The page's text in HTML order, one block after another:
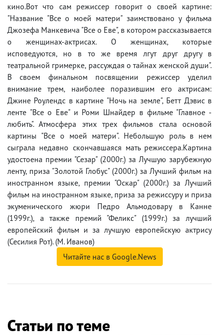
кино.Вот что сам режиссер говорит о своей картине:
"Название "Все о моей матери" заимствовано у фильма
Джозефа Манкевича "Все о Еве", в котором рассказывается
о женщинах-актрисах. О женщинах, которые
исповедуются, но в то же время лгут друг другу в
театральной гримерке, рассуждая о тайнах женской души".
В своем финальном посвящении режиссер уделил
внимание трем, наиболее поразившим его актрисам:
Джине Роулендс в картине "Ночь на земле", Бетт Дэвис в
ленте "Все о Еве" и Роми Шнайдер в фильме "Главное -
любить". Атмосфера этих трех фильмов стала основой
картины "Все о моей матери". Небольшую роль в нем
сыграла недавно скончавшаяся мать режиссера.Картина
удостоена премии "Сезар" (2000г.) за Лучшую зарубежную
ленту, приза "Золотой Глобус" (2000г.) за Лучший фильм на
иностранном языке, премии "Оскар" (2000г.) за Лучший
фильм на иностранном языке, приза за режиссуру и приза
экуменического жюри Педро Альмодовару в Канне
(1999г.), а также премий "Феликс" (1999г.) за лучший
европейский фильм и за лучшую европейскую актрису
(Сесилия Рот). (М. Иванов)
Читайте нас в Google.News
Статьи по теме